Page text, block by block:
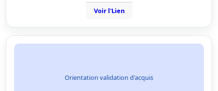
Voir l'Lien
Orientation validation d'acquis